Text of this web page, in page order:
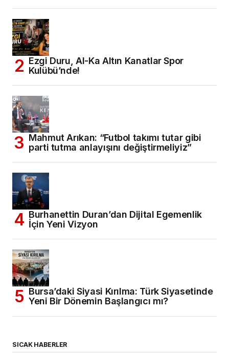
Ezgi Duru, Al-Ka Altın Kanatlar Spor
Kulübü’nde!
Mahmut Arıkan: “Futbol takımı tutar gibi
parti tutma anlayışını değiştirmeliyiz”
Burhanettin Duran’dan Dijital Egemenlik
İçin Yeni Vizyon
Bursa’daki Siyasi Kırılma: Türk Siyasetinde
Yeni Bir Dönemin Başlangıcı mı?
SICAK HABERLER